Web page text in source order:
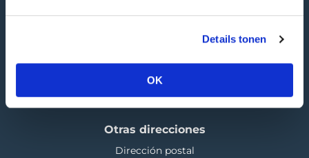
Details tonen
OK
Cámara de Comercio (NL): 11016475
Otras direcciones
Dirección postal